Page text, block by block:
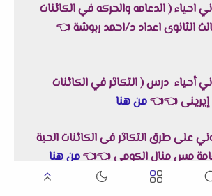
احياء ( الدعامه والحركه في الكائنات
الثانوى اعداد د/احمد ربوشة👈
أحياء درس ( التكاثر في الكائنات
👈
👈من هنا
على طرق التكاثر فى الكائنات الحية
مس منال الكومى👈
👈من هنا